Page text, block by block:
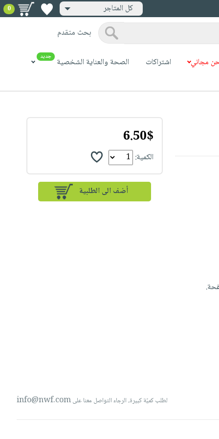
كل المتاجر 0
بحث متقدم
مجاني اشتراكات الصحة والعناية الشخصية جديد
6.50$
الكمية:
لطلب كميّة كبيرة، الرجاء التواصل معنا علىinfo@nwf.com